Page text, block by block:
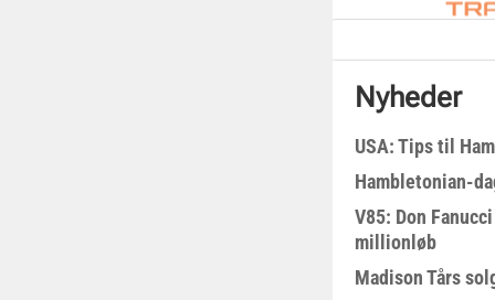
Nyheder
USA: Tips til
Hambletonian-
V85: Don
millionløb
Madison Tårs